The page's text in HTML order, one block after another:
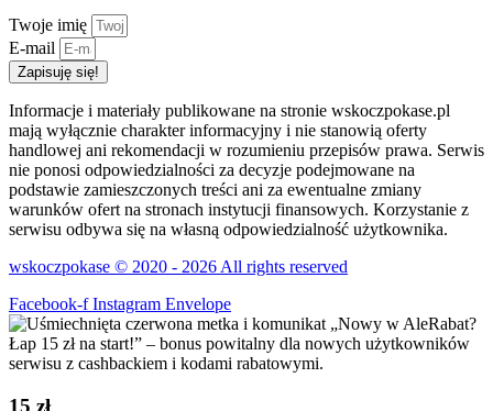
Twoje imię
E-mail
Zapisuję się!
Informacje i materiały publikowane na stronie wskoczpokase.pl
mają wyłącznie charakter informacyjny i nie stanowią oferty
handlowej ani rekomendacji w rozumieniu przepisów prawa. Serwis
nie ponosi odpowiedzialności za decyzje podejmowane na
podstawie zamieszczonych treści ani za ewentualne zmiany
warunków ofert na stronach instytucji finansowych. Korzystanie z
serwisu odbywa się na własną odpowiedzialność użytkownika.
wskoczpokase © 2020 - 2026 All rights reserved
Facebook-f Instagram Envelope
15 zł